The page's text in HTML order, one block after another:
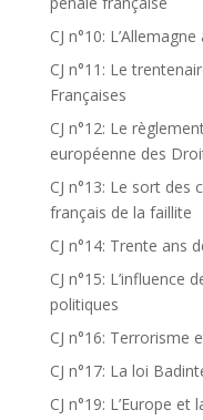
CJ n°10:
CJ n°11: Le
Françaises
CJ n°12: Le
européenne des
CJ n°13: Le sort des
français de la faillite
CJ n°14: Trente ans
CJ n°15: L’influence
politiques
CJ n°16: Terrorisme
CJ n°17: La loi
CJ n°19: L’Europe